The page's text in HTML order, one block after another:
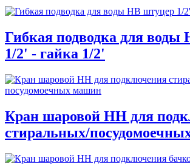
Гибкая подводка для
1/2' - гайка 1/2'
Кран шаровой НН для
стиральных/